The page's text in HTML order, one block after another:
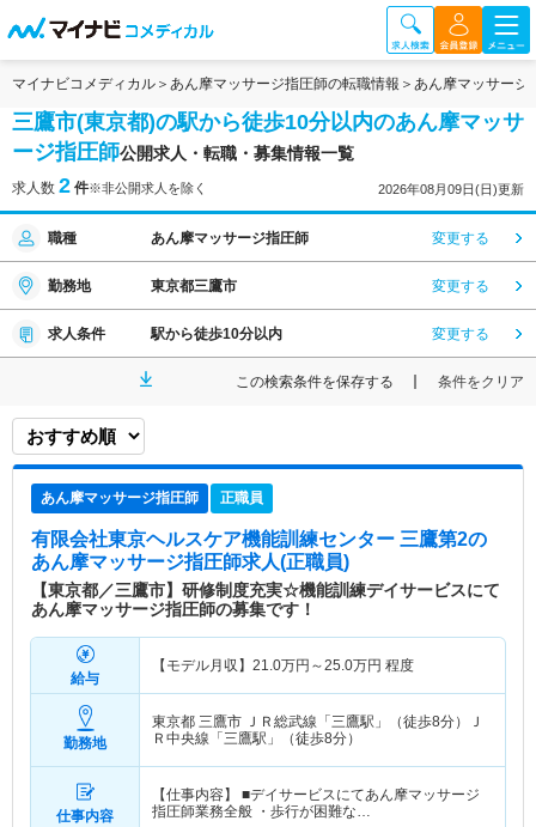
マイナビコメディカル あん摩マッサージ指圧師の転職情報 あん摩マッサージ
三鷹市(東京都)の駅から徒歩10分以内のあん摩マッサ
ージ指圧師公開求人・転職・募集情報一覧
求人数 2 件※非公開求人を除く 2026年08月09日(日)更新
職種 あん摩マッサージ指圧師 変更する
勤務地 東京都三鷹市 変更する
求人条件 駅から徒歩10分以内 変更する
この検索条件を保存する 条件をクリア
あん摩マッサージ指圧師 正職員
有限会社東京ヘルスケア機能訓練センター 三鷹第2の
あん摩マッサージ指圧師求人(正職員)
【東京都／三鷹市】研修制度充実☆機能訓練デイサービスにて
あん摩マッサージ指圧師の募集です！
給与
【モデル月収】 21.0万円～25.0万円 程度
勤務地
東京都 三鷹市 ＪＲ総武線「三鷹駅」（徒歩8分）Ｊ
Ｒ中央線「三鷹駅」（徒歩8分）
仕事内容
【仕事内容】 ■デイサービスにてあん摩マッサージ
指圧師業務全般 ・歩行が困難な…